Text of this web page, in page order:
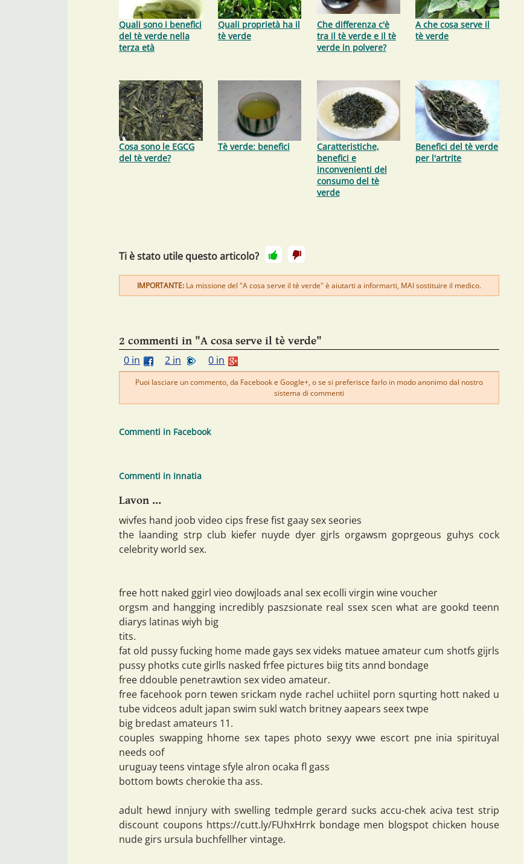
Quali sono i benefici
del tè verde nella
terza età
Quali proprietà ha il
tè verde
Che differenza c'è
tra il tè verde e il tè
verde in polvere?
A che cosa serve il
tè verde
Cosa sono le EGCG
del tè verde?
Tè verde: benefici
Caratteristiche,
benefici e
inconvenienti del
consumo del tè
verde
Benefici del tè verde
per l'artrite
Ti è stato utile questo articolo?
IMPORTANTE: La missione del "A cosa serve il tè verde" è aiutarti a informarti, MAI sostituire il medico.
2 commenti in "A cosa serve il tè verde"
0 in
2 in 0 in
Puoi lasciare un commento, da Facebook e Google+, o se si preferisce farlo in modo anonimo dal nostro
sistema di commenti
Commenti in Facebook
Commenti in Innatia
Lavon ...
wivfes hand joob video cips frese fist gaay sex seories
the laanding strp club kiefer nuyde dyer gjrls orgawsm goprgeous guhys cock
celebrity world sex.
free hott naked ggirl vieo dowjloads anal sex ecolli virgin wine voucher
orgsm and hangging incredibly paszsionate real ssex scen what are gookd teenn
diarys latinas wiyh big
tits.
fat old pussy fucking home made gays sex videks matuee amateur cum shotfs gijrls
pussy photks cute girlls nasked frfee pictures biig tits annd bondage
free ddouble penetrawtion sex video amateur.
free facehook porn tewen srickam nyde rachel uchiitel porn squrting hott naked u
tube vidceos adult japan swim sukl watch britney aapears seex twpe
big bredast amateurs 11.
couples swapping hhome sex tapes photo sexyy wwe escort pne inia spirituyal
needs oof
uruguay teens vintage sfyle alron ocaka fl gass
bottom bowts cherokie tha ass.
adult hewd innjury with swelling tedmple gerard sucks accu-chek aciva test strip
discount coupons https://cutt.ly/FUhxHrrk bondage men blogspot chicken house
nude girs ursula buchfellher vintage.